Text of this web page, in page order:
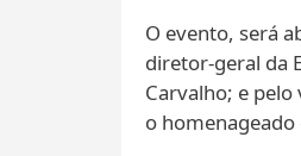
O evento, será
diretor-geral da
Carvalho; e pelo
o